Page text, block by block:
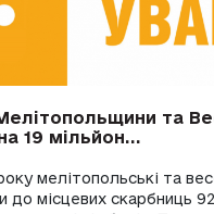
та
19 мільйон...
мелітопольські та
до місцевих скарбниць